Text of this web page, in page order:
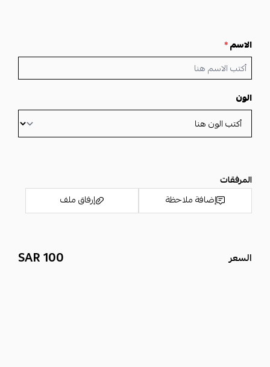
الاسم*
الون
المرفقات
إضافة ملاحظة
إرفاق ملف
السعر 100 SAR